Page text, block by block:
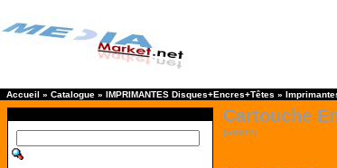
Accueil » Catalogue » IMPRIMANTES Disques+Encres+Têtes »
Cartouche
[53602]